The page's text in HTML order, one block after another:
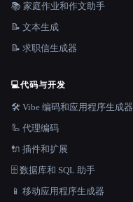
📚 家庭作业和作文助手
📝 文本生成
📝 求职信生成器
💻代码与开发
🛠️ Vibe 编码和应用程序生成器
🦾 代理编码
🔌 插件和扩展
🗄️ 数据库和 SQL 助手
📱 移动应用程序生成器